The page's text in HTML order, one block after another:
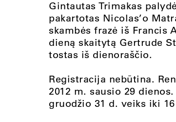
Gintautas Trimakas
pakartotas Nicolas’o
skambės frazė iš Francis
dieną skaitytą Gertrude
tostas iš dienoraščio.
Registracija nebūtina.
2012 m. sausio 29
gruodžio 31 d. veiks iki